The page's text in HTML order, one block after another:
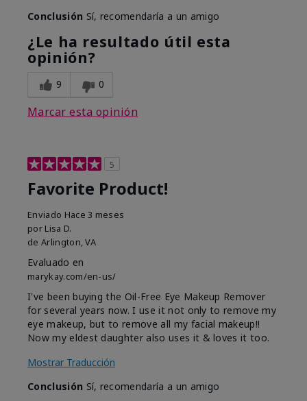
Conclusión Sí, recomendaría a un amigo
¿Le ha resultado útil esta
opinión?
9 0
Marcar esta opinión
5
Favorite Product!
Enviado Hace 3 meses
por Lisa D.
de Arlington, VA
Evaluado en
marykay.com/en-us/
I've been buying the Oil-Free Eye Makeup Remover
for several years now. I use it not only to remove my
eye makeup, but to remove all my facial makeup!!
Now my eldest daughter also uses it & loves it too.
Mostrar Traducción
Conclusión Sí, recomendaría a un amigo